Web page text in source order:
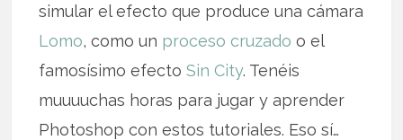
simular el efecto que produce una cámara
Lomo, como un proceso cruzado o el
famosísimo efectoSin City. Tenéis
muuuuchas horas para jugar y aprender
Photoshop con estos tutoriales. Eso sí…